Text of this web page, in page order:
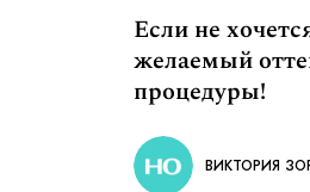
Если не
желаемый
процедуры!
ВИКТОРИЯ